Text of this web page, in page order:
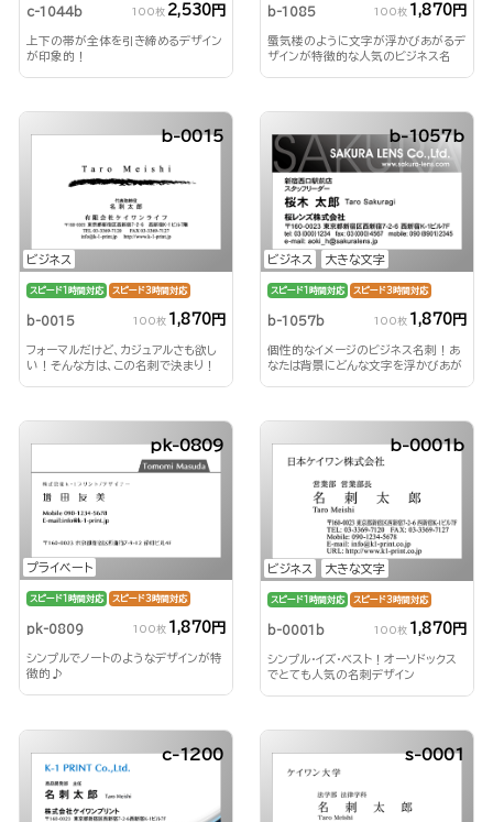
c-1044b 100枚 2,530円
上下の帯が全体を引き締めるデザイン
が印象的！
b-1085 100枚 1,870円
蜃気楼のように文字が浮かびあがるデ
ザインが特徴的な人気のビジネス名
ビジネス
b-0015
スピード1時間対応 スピード3時間対応
b-0015 100枚 1,870円
フォーマルだけど、カジュアルさも欲し
い！そんな方は、この名刺で決まり！
ビジネス 大きな文字
b-1057b
スピード1時間対応 スピード3時間対応
b-1057b 100枚 1,870円
個性的なイメージのビジネス名刺！あ
なたは背景にどんな文字を浮かびあが
プライベート
pk-0809
スピード1時間対応 スピード3時間対応
pk-0809 100枚 1,870円
シンプルでノートのようなデザインが特
徴的♪
ビジネス 大きな文字
b-0001b
スピード1時間対応 スピード3時間対応
b-0001b 100枚 1,870円
シンプル・イズ・ベスト！オーソドックス
でとても人気の名刺デザイン
c-1200 s-0001